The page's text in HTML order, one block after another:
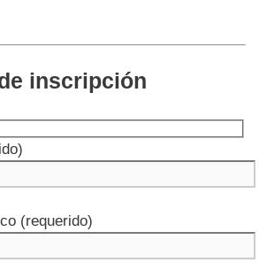
inscripción
(requerido)